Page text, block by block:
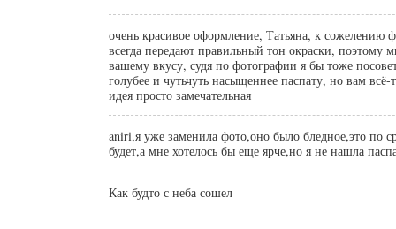
очень красивое оформление, Татьяна, к сожелению
всегда передают правильный тон окраски, поэтому
вашему вкусу, судя по фотографии я бы тоже
голубее и чутьчуть насыщеннее паспату, но вам всё-таки виднее. А
идея просто замечательная
aniri,я уже заменила фото,оно было бледное,это по
будет,а мне хотелось бы еще ярче,но я не нашла
Как будто с неба сошел